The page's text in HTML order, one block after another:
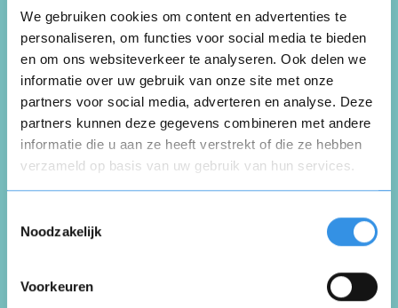
We gebruiken cookies om content en advertenties te
personaliseren, om functies voor social media te bieden
en om ons websiteverkeer te analyseren. Ook delen we
informatie over uw gebruik van onze site met onze
partners voor social media, adverteren en analyse. Deze
partners kunnen deze gegevens combineren met andere
informatie die u aan ze heeft verstrekt of die ze hebben
verzameld op basis van uw gebruik van hun services.
Noodzakelijk
Voorkeuren
0 (0 like)
Henrieke Slappendel
27 juli 2026